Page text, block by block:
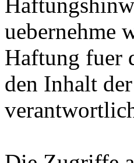
uebernehme
Haftung fuer
den Inhalt